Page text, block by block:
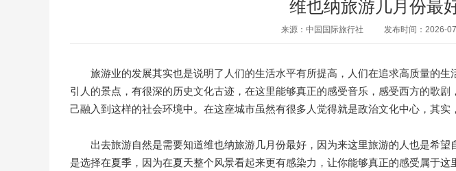
维也纳旅游几月份最
来源：中国国际旅行社 发布时间：2026-
旅游业的发展其实也是说明了人们的生活水平有所提高，人们在追求高质量的生
引人的景点，有很深的历史文化古迹，在这里能够真正的感受音乐，感受西方的歌
己融入到这样的社会环境中。在这座城市虽然有很多人觉得就是政治文化中心，其实
出去旅游自然是需要知道维也纳旅游几月份最好，因为来这里旅游的人也是希
是选择在夏季，因为在夏天整个风景看起来更有感染力，让你能够真正的感受属于这